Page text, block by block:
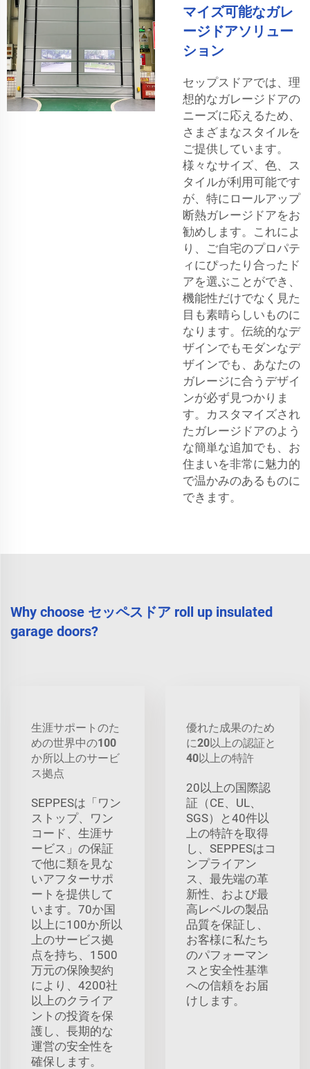
マイズ可能なガレ
ージドアソリュー
ション
セップスドアでは、理
想的なガレージドアの
ニーズに応えるため、
さまざまなスタイルを
ご提供しています。
様々なサイズ、色、ス
タイルが利用可能です
が、特にロールアップ
断熱ガレージドアをお
勧めします。これによ
り、ご自宅のプロパテ
ィにぴったり合ったド
アを選ぶことができ、
機能性だけでなく見た
目も素晴らしいものに
なります。伝統的なデ
ザインでもモダンなデ
ザインでも、あなたの
ガレージに合うデザイ
ンが必ず見つかりま
す。カスタマイズされ
たガレージドアのよう
な簡単な追加でも、お
住まいを非常に魅力的
で温かみのあるものに
できます。
Why choose セッペスドア roll up insulated
garage doors?
生涯サポートのた
めの世界中の100
か所以上のサービ
ス拠点
SEPPESは「ワン
ストップ、ワン
コード、生涯サ
ービス」の保証
で他に類を見な
いアフターサポ
ートを提供して
います。70か国
以上に100か所以
上のサービス拠
点を持ち、1500
万元の保険契約
により、4200社
以上のクライア
ントの投資を保
護し、長期的な
運営の安全性を
確保します。
優れた成果のため
に20以上の認証と
40以上の特許
20以上の国際認
証（CE、UL、
SGS）と40件以
上の特許を取得
し、SEPPESはコ
ンプライアン
ス、最先端の革
新性、および最
高レベルの製品
品質を保証し、
お客様に私たち
のパフォーマン
スと安全性基準
への信頼をお届
けします。